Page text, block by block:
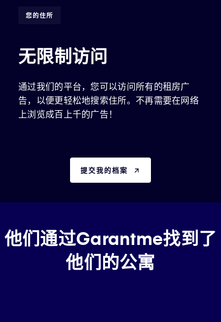
您的住所
无限制访问
通过我们的平台，您可以访问所有的租房广
告，以便更轻松地搜索住所。不再需要在网络
上浏览成百上千的广告！
提交我的档案
他们通过Garantme找到了
他们的公寓